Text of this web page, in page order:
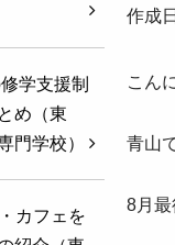
作成
こん
青山
8月最
学支援制
め（東
門学校）
カフェを